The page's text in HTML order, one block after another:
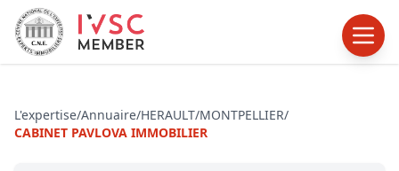
L'expertise/Annuaire/HERAULT/MONTPELLIER/
CABINET PAVLOVA IMMOBILIER